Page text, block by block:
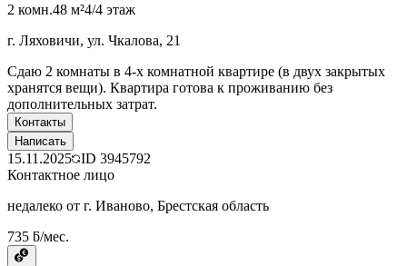
2 комн.48 м²4/4 этаж
г. Ляховичи, ул. Чкалова, 21
Сдаю 2 комнаты в 4-х комнатной квартире (в двух закрытых
хранятся вещи). Квартира готова к проживанию без
дополнительных затрат.
Контакты
Написать
15.11.2025 ID 3945792
Контактное лицо
недалеко от г. Иваново, Брестская область
735 ƃ/мес.